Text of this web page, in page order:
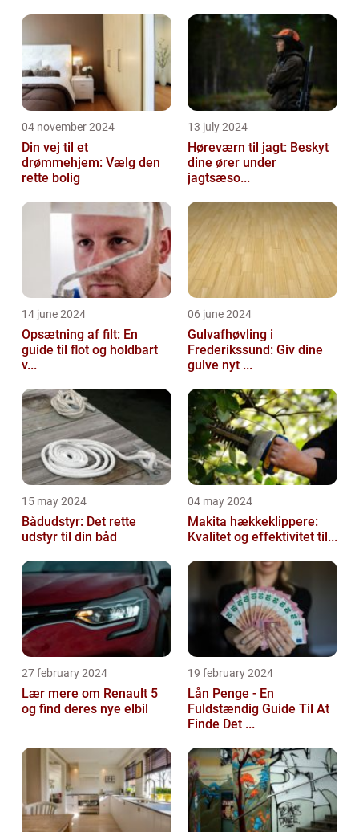
04 november 2024
Din vej til et
drømmehjem: Vælg den
rette bolig
13 july 2024
Høreværn til jagt: Beskyt
dine ører under
jagtsæso...
14 june 2024
Opsætning af filt: En
guide til flot og holdbart
v...
06 june 2024
Gulvafhøvling i
Frederikssund: Giv dine
gulve nyt ...
15 may 2024
Bådudstyr: Det rette
udstyr til din båd
04 may 2024
Makita hækkeklippere:
Kvalitet og effektivitet til...
27 february 2024
Lær mere om Renault 5
og find deres nye elbil
19 february 2024
Lån Penge - En
Fuldstændig Guide Til At
Finde Det ...